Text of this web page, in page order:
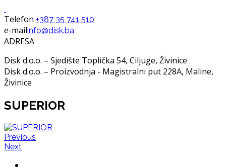
Telefon +387 35 741 510
e-mailinfo@disk.ba
ADRESA
Disk d.o.o. – Sjedište Toplička 54, Ciljuge, Živinice
Disk d.o.o. – Proizvodnja - Magistralni put 228A, Maline,
Živinice
SUPERIOR
Previous
Next